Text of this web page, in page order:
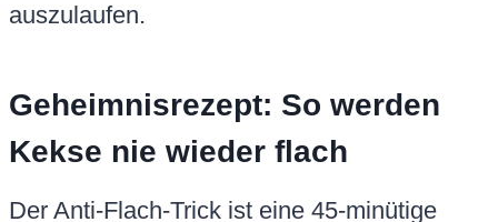
auszulaufen.
Geheimnisrezept: So werden
Kekse nie wieder flach
Der Anti-Flach-Trick ist eine 45-minütige